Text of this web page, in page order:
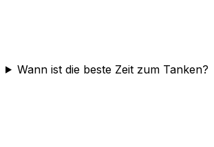
Wann ist die beste Zeit zum Tanken?